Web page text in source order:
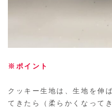
※ポイント
クッキー生地は、生地を伸
てきたら（柔らかくなって